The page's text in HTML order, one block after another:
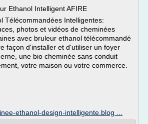
Ethanol Intelligent AFIRE
Télécommandées Intelligentes:
photos et vidéos de cheminées
avec bruleur ethanol télécommandé
façon d'installer et d'utiliser un foyer
une bio cheminée sans conduit
votre maison ou votre commerce.
ethanol-design-intelligente.blog ...